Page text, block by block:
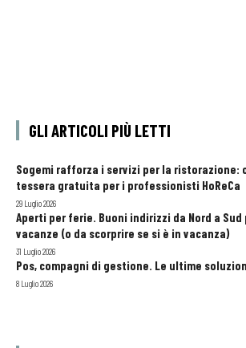
GLI ARTICOLI PIÙ LETTI
Sogemi rafforza i servizi per la ristorazione:
tessera gratuita per i professionisti HoReCa
29 Luglio 2026
Aperti per ferie. Buoni indirizzi da Nord a Sud
vacanze (o da scorprire se si è in vacanza)
31 Luglio 2026
Pos, compagni di gestione. Le ultime
8 Luglio 2026